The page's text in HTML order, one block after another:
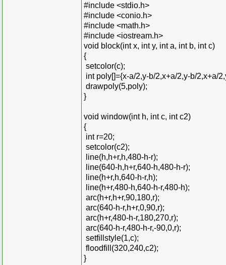
#include <stdio.h>
#include <conio.h>
#include <math.h>
#include <iostream.h>
void block(int x, int y, int a, int b, int c)
{
setcolor(c);
int poly[]={x-a/2,y-b/2,x+a/2,y-b/2,x+a/
drawpoly(5,poly);
}
void window(int h, int c, int c2)
{
int r=20;
setcolor(c2);
line(h,h+r,h,480-h-r);
line(640-h,h+r,640-h,480-h-r);
line(h+r,h,640-h-r,h);
line(h+r,480-h,640-h-r,480-h);
arc(h+r,h+r,90,180,r);
arc(640-h-r,h+r,0,90,r);
arc(h+r,480-h-r,180,270,r);
arc(640-h-r,480-h-r,-90,0,r);
setfillstyle(1,c);
floodfill(320,240,c2);
}